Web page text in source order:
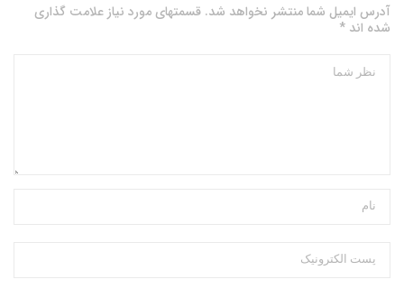
آدرس ایمیل شما منتشر نخواهد شد. قسمتهای مورد نیاز علامت گذاری
شده اند *